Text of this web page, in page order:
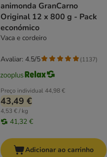
animonda GranCarno
Original 12 x 800 g - Pack
económico
Vaca e cordeiro
Preço individual44,98 €
43,49 €
4,53 € / kg
41,32 €
Avaliar: 4.5/5 (1137)
Adicionar ao carrinho